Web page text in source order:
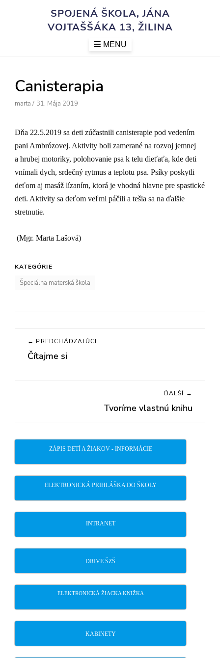
SPOJENÁ ŠKOLA, JÁNA
VOJTAŠŠÁKA 13, ŽILINA
MENU
Canisterapia
Author
Marta / Posted
31. Mája 2019
Dňa 22.5.2019 sa deti zúčastnili canisterapie pod vedením
pani Ambrózovej. Aktivity boli zamerané na rozvoj jemnej
a hrubej motoriky, polohovanie psa k telu dieťaťa, kde deti
vnímali dych, srdečný rytmus a teplotu psa. Psíky poskytli
deťom aj masáž lízaním, ktorá je vhodná hlavne pre spastické
deti. Aktivity sa deťom veľmi páčili a tešia sa na ďalšie
stretnutie.
(Mgr. Marta Lašová)
KATEGÓRIE
Špeciálna materská škola
Navigácia
článku
← PREDCHÁDZAJÚCI
Previous
post:
Čítajme si
ĎALŠÍ →
post:
Tvoríme vlastnú knihu
ZÁPIS DETÍ A ŽIAKOV - INFORMÁCIE
ELEKTRONICKÁ PRIHLÁŠKA DO ŠKOLY
INTRANET
DRIVE ŠZŠ
ELEKTRONICKÁ ŽIACKA KNIŽKA
KABINETY